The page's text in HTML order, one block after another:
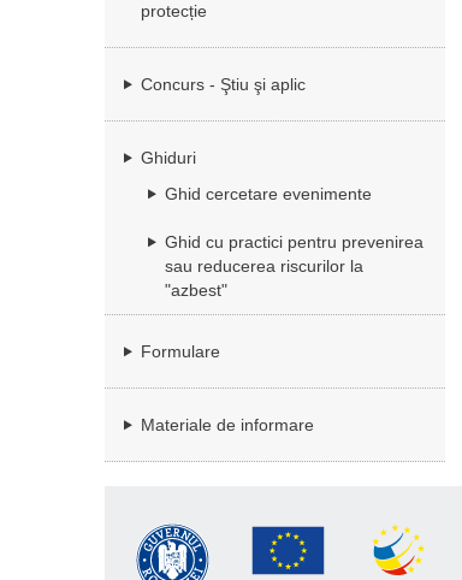
protecție
Concurs - Ştiu şi aplic
Ghiduri
Ghid cercetare evenimente
Ghid cu practici pentru prevenirea
sau reducerea riscurilor la
"azbest"
Formulare
Materiale de informare